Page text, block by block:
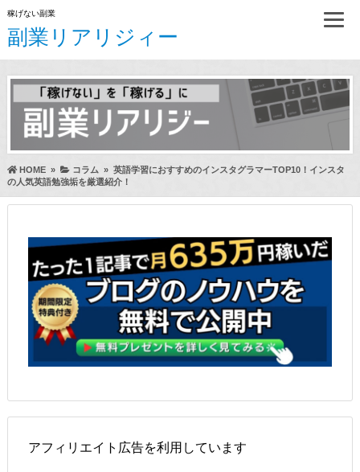
稼げない副業
副業リアリジィー
HOME» コラム » 英語学習におすすめのインスタグラマーTOP10！インスタ
の人気英語勉強垢を厳選紹介！
アフィリエイト広告を利用しています